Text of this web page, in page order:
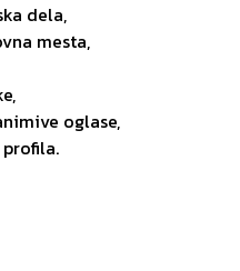
dela,
mesta,
oglase,